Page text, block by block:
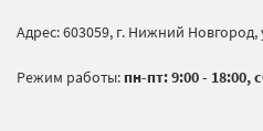
Адрес: 603059, г. Нижний
Режим работы: пн-пт: 9:00 - 18:00,